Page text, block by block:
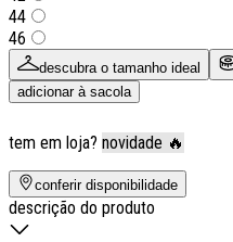
44
46
descubra o tamanho ideal
adicionar à sacola
tem em loja? novidade 🔥
conferir disponibilidade
descrição do produto